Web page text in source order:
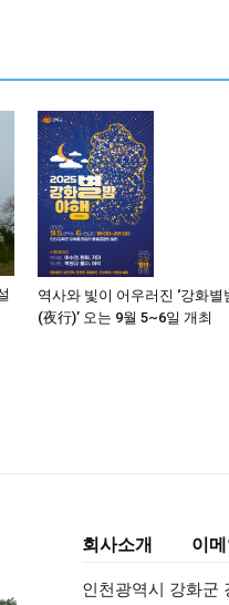
역사와 빛이 어우러진 ‘강화별
(夜行)’ 오는 9월 5~6일 개최
회사소개 이
인천광역시 강화군